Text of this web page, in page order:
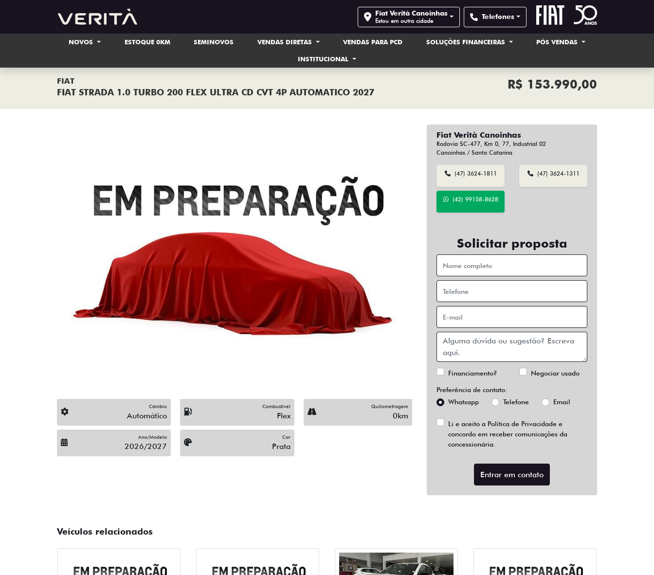
Fiat Verità Canoinhas
Estou em outra cidade Telefones
NOVOS ESTOQUE 0KM SEMINOVOS VENDAS DIRETAS VENDAS PARA PCD SOLUÇÕES FINANCEIRAS PÓS VENDAS
INSTITUCIONAL
FIAT
FIAT STRADA 1.0 TURBO 200 FLEX ULTRA CD CVT 4P AUTOMATICO 2027
R$ 153.990,00
Previous
Câmbio
Automático
Combustível
Flex
Quilometragem
0km
Ano/Modelo
2026/2027
Cor
Prata
Fiat Verità Canoinhas
Rodovia SC-477, Km 0, 77, Industrial 02
Canoinhas / Santa Catarina
(47) 3624-1811 (47) 3624-1311
(42) 99158-8628
Solicitar proposta
Financiamento? Negociar usado
Preferência de contato:
Whatsapp
Telefone Email
Li e aceito a Política de Privacidade e
concordo em receber comunicações da
concessionária.
Entrar em contato
Veículos relacionados